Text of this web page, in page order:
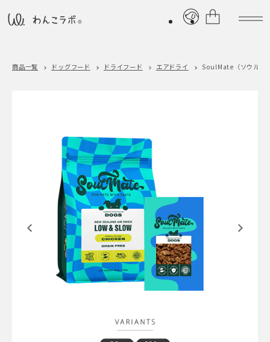
商品一覧 ドッグフード ドライフード エアドライ SoulMate（ソウルメ